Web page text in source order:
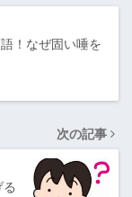
！なぜ固い唾を
次の記事